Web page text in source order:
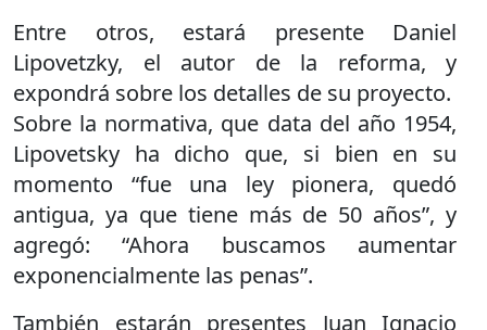
Entre otros, estará presente Daniel
Lipovetzky, el autor de la reforma, y
expondrá sobre los detalles de su proyecto.
Sobre la normativa, que data del año 1954,
Lipovetsky ha dicho que, si bien en su
momento “fue una ley pionera, quedó
antigua, ya que tiene más de 50 años”, y
agregó: “Ahora buscamos aumentar
exponencialmente las penas”.
También estarán presentes Juan Ignacio